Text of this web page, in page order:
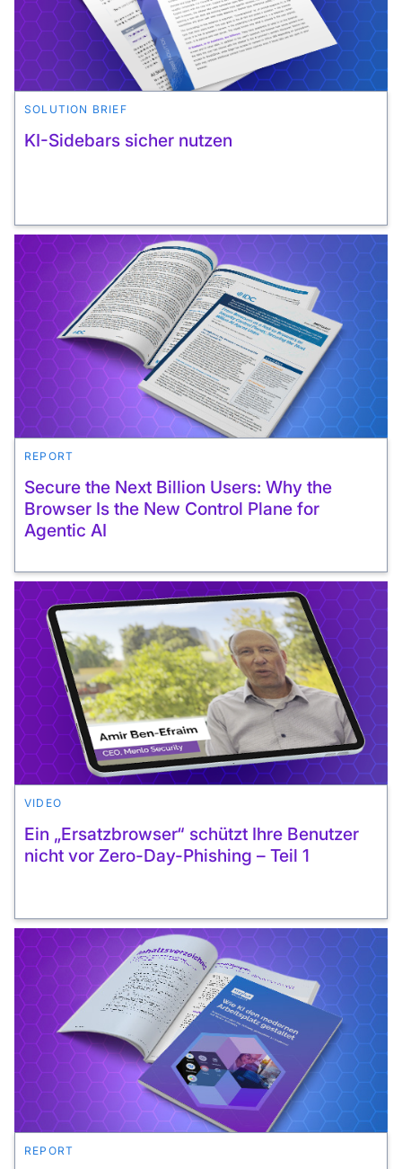
SOLUTION BRIEF
KI-Sidebars sicher nutzen
REPORT
Secure the Next Billion Users: Why the
Browser Is the New Control Plane for
Agentic AI
VIDEO
Ein „Ersatzbrowser“ schützt Ihre Benutzer
nicht vor Zero-Day-Phishing – Teil 1
REPORT